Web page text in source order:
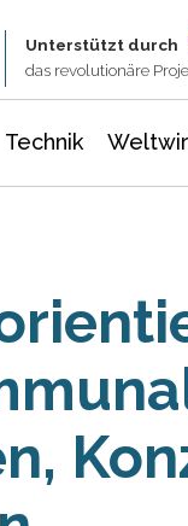
Unterstützt durch
das revolutionäre
Technik